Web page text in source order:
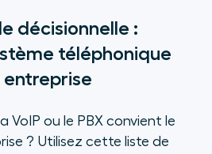
décisionnelle :
téléphonique
VoIP ou le PBX convient le
? Utilisez cette liste de